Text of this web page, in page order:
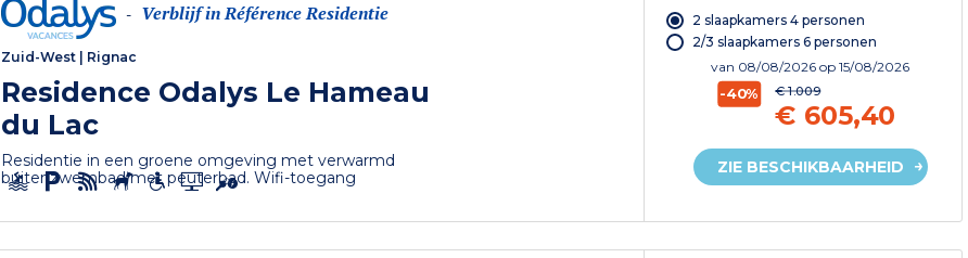
- Verblijf in Référence Residentie
Zuid-West Rignac
Residence Odalys Le Hameau
du Lac
Residentie in een groene omgeving met verwarmd
buitenzwembad met peuterbad. Wifi-toegang
2 slaapkamers 4 personen
2/3 slaapkamers 6 personen
van 08/08/2026op 15/08/2026
-40% € 1.009
€ 605,40
ZIE BESCHIKBAARHEID